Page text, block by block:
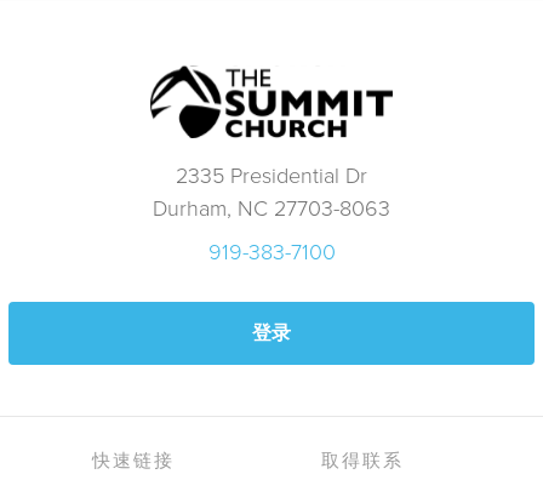
2335 Presidential Dr
Durham, NC 27703-8063
919-383-7100
登录
快速链接 取得联系